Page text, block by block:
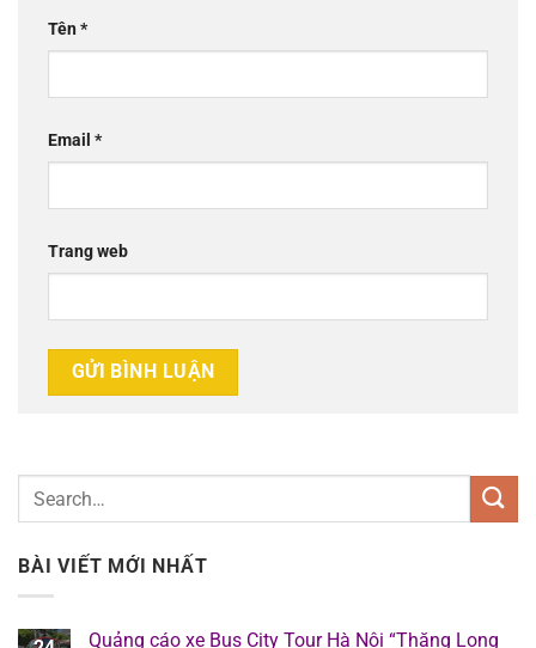
Tên*
Email *
Trang web
BÀI VIẾT MỚI NHẤT
Quảng cáo xe Bus City Tour Hà Nội “Thăng Long